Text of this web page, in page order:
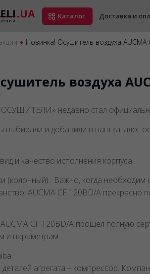
Каталог Доставка и
Новинка! Осушитель воздуха AUCMA
воздуха
недавно стал
выбирали и добавили в наш каталог
и качество исполнения корпуса.
(колонный). Важно, когда
AUCMA CF 120BD/A
CF 120BD/A прошел полную
и параметрам.
агрегата – компрессор.